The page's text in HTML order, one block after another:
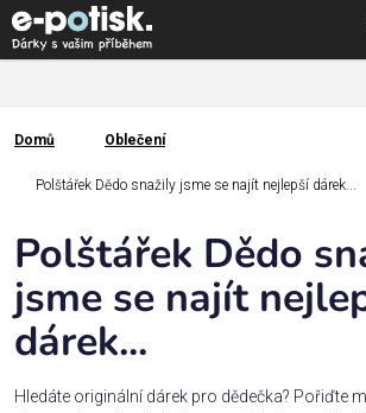
Přejít
na
obsah
Kategorie
Dárek
pro
Rodina
Láska
Domů
Domů Oblečení
Polštářek Dědo snažily jsme se najít nejlepší dárek...
Polštářek Dědo
jsme se najít
dárek...
Hledáte originální dárek pro dědečka? Pořiďte